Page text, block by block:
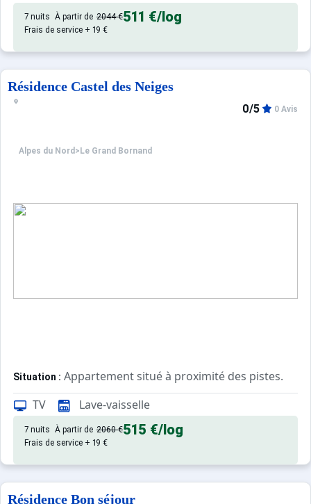
7 nuits À partir de 2044 €511 €/log
Frais de service + 19 €
Résidence Castel des Neiges
Alpes du Nord > Le Grand Bornand
0/5 0 Avis
Situation : Appartement situé à proximité des pistes.
Appartement de particulier :Confortable et agréable, ce
TV Lave-vaisselle
7 nuits À partir de 2060 €515 €/log
Frais de service + 19 €
Résidence Bon séjour